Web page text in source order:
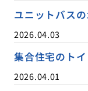
ユニットバス
2026.04.03
集合住宅のト
2026.04.01